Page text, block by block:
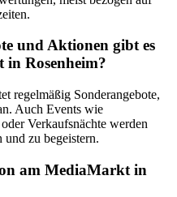
und Aktionen gibt es
Rosenheim?
regelmäßig Sonderangebote,
Auch Events wie
Verkaufsnächte werden
zu begeistern.
am MediaMarkt in